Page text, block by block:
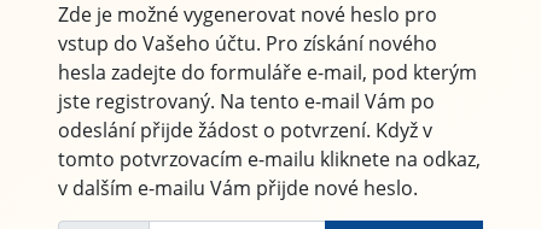
Zde je možné vygenerovat nové heslo pro
vstup do Vašeho účtu. Pro získání nového
hesla zadejte do formuláře e-mail, pod kterým
jste registrovaný. Na tento e-mail Vám po
odeslání přijde žádost o potvrzení. Když v
tomto potvrzovacím e-mailu kliknete na odkaz,
v dalším e-mailu Vám přijde nové heslo.